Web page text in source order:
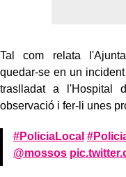
Tal com relata
quedar-se en un
traslladat a l'Hospital
observació i fer-li unes
#PoliciaLocal
@mossos